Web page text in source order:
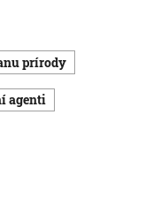
prírody
agenti